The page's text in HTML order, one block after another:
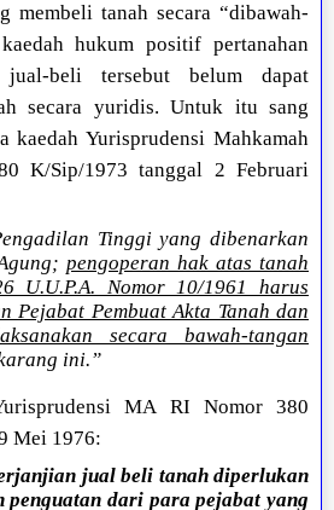
membeli tanah secara “dibawah-
hukum positif pertanahan
jual-beli tersebut belum dapat
secara yuridis. Untuk itu sang
kaedah Yurisprudensi Mahkamah
K/Sip/1973 tanggal 2 Februari
Tinggi yang dibenarkan
pengoperan hak atas tanah
U.U.P.A. Nomor 10/1961 harus
Pejabat Pembuat Akta Tanah dan
secara bawah-tangan
ini.”
MA RI Nomor 380
Mei 1976:
jual beli tanah diperlukan
penguatan dari para pejabat yang